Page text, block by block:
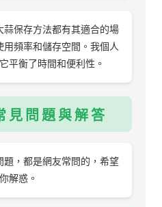
保存方法都有其適合的場
頻率和儲存空間。我個人
平衡了時間和便利性。
見問題與解答
，都是網友常問的，希望
解惑。